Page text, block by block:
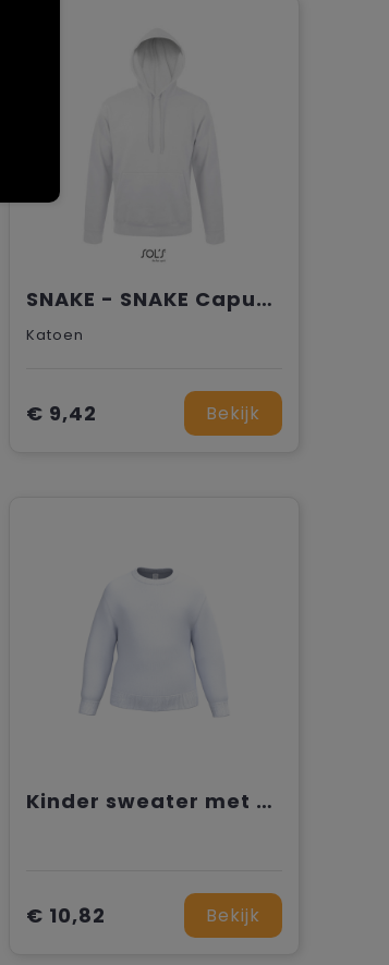
SNAKE - SNAKE Capuchon
Katoen
€ 9,42 Bekijk
Kinder sweater met ronde hals
€ 10,82 Bekijk